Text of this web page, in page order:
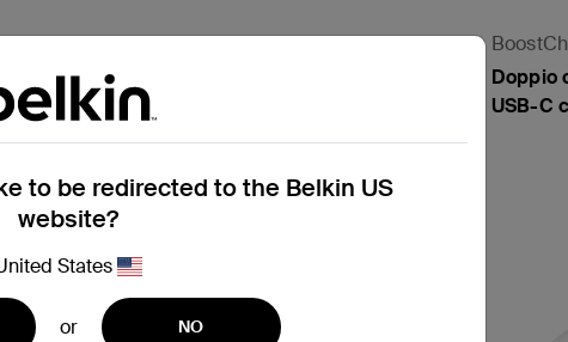
BoostCharge Pro
Caricabatteria da parete GaN a 3 porte
da 100 W
Price:
Doppio
USB-C
to be redirected to the Belkin US
website?
States
or NO